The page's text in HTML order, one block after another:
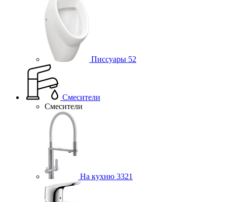
Писсуары 52
Смесители
Смесители
На кухню 3321